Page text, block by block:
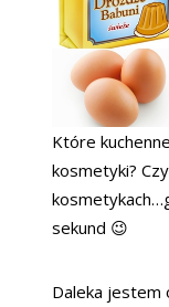
Które
kosmetyki?
sekund 😉
Daleka jestem